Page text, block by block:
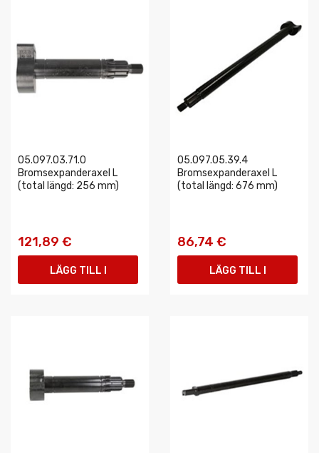
05.097.03.71.0
Bromsexpanderaxel L
(total längd: 256 mm)
121,89 €
LÄGG TILL I
05.097.05.39.4
Bromsexpanderaxel L
(total längd: 676 mm)
86,74 €
LÄGG TILL I